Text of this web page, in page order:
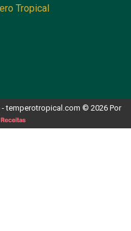
Tropical
temperotropical.com © 2026 Por